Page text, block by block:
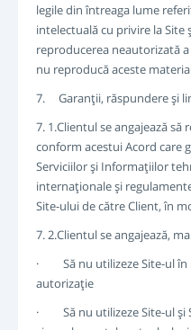
legile din întreaga lume
intelectuală cu privire la Site
reproducerea neautorizată
nu reproducă aceste
7. Garanţii, răspundere şi
7. 1.Clientul se angajează
conform acestui Acord care
Serviciilor şi Informaţiilor
internaţionale şi
Site-ului de către Client, în
7. 2.Clientul se angajează,
· Să nu utilizeze Site-ul în
autorizaţie
· Să nu utilizeze Site-ul şi